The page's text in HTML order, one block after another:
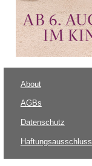
About
AGBs
Datenschutz
Haftungsausschluss